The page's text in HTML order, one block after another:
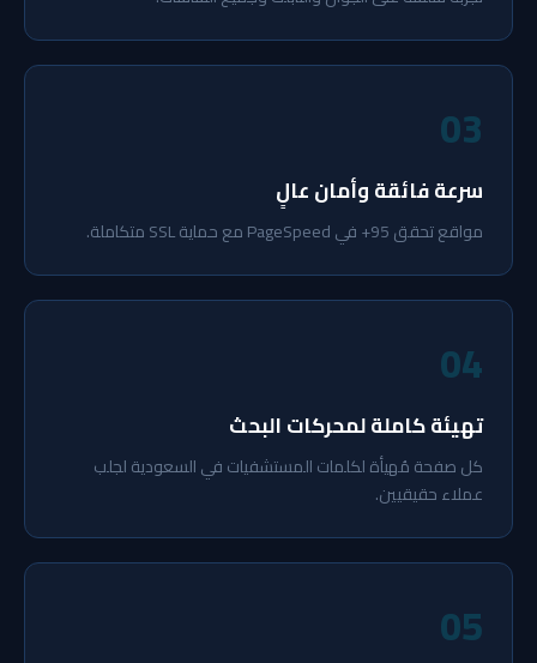
03
سرعة فائقة وأمان عالٍ
مواقع تحقق 95+ في PageSpeed مع حماية SSL متكاملة.
04
تهيئة كاملة لمحركات البحث
كل صفحة مُهيأة لكلمات المستشفيات في السعودية لجلب
عملاء حقيقيين.
05